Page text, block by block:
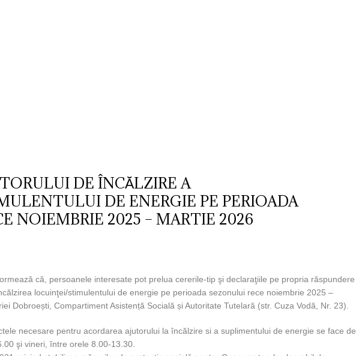
DE ÎNCĂLZIRE A
DE ENERGIE PE PERIOADA
NOIEMBRIE 2025 – MARTIE 2026
că, persoanele interesate pot prelua cererile-tip şi declaraţiile pe propria răspundere
locuinţei/stimulentului de energie pe perioada sezonului rece noiembrie 2025 –
Dobroești, Compartiment Asistență Socială și Autoritate Tutelară (str. Cuza Vodă, Nr. 23).
necesare pentru acordarea ajutorului la încălzire si a suplimentului de energie se face de
şi vineri, între orele 8.00-13.30.